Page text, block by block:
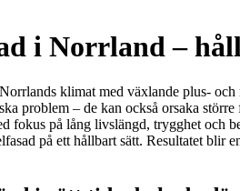
i Norrland –
klimat med växlande plus-
problem – de kan också orsaka
fokus på lång livslängd, trygghet och
på ett hållbart sätt. Resultatet blir